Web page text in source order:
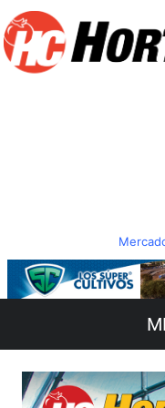
Slide 1 of 3